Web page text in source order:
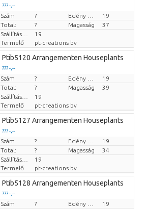
??? -,--
Darabb ár
Szám ?
19
Total:
? Magasság
37
Szállítási magasság
19
Termelő
pt-creations bv
Ptib5120 Arrangementen Houseplants
??? -,--
Darabb ár
Szám ?
19
Total:
? Magasság
39
Szállítási magasság
19
Termelő
pt-creations bv
Ptib5127 Arrangementen Houseplants
??? -,--
Darabb ár
Szám ?
19
Total:
? Magasság
34
Szállítási magasság
19
Termelő
pt-creations bv
Ptib5128 Arrangementen Houseplants
??? -,--
Darabb ár
Szám ?
19